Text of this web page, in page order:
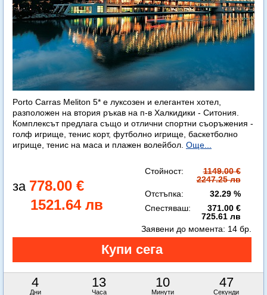
Porto Carras Meliton 5* е луксозен и елегантен хотел,
разположен на втория ръкав на п-в Халкидики - Ситония.
Комплексът предлага също и отлични спортни съоръжения -
голф игрище, тенис корт, футболно игрище, баскетболно
игрище, тенис на маса и плажен волейбол. Още...
778.00 €
1521.64 лв
Стойност:
1149.00 €
2247.25 лв
Отстъпка:
32.29 %
Спестяваш:
371.00 €
725.61 лв
4
Дни
13
Часа
10
Минути
45
Секунди
Заявени до момента: 14 бр.